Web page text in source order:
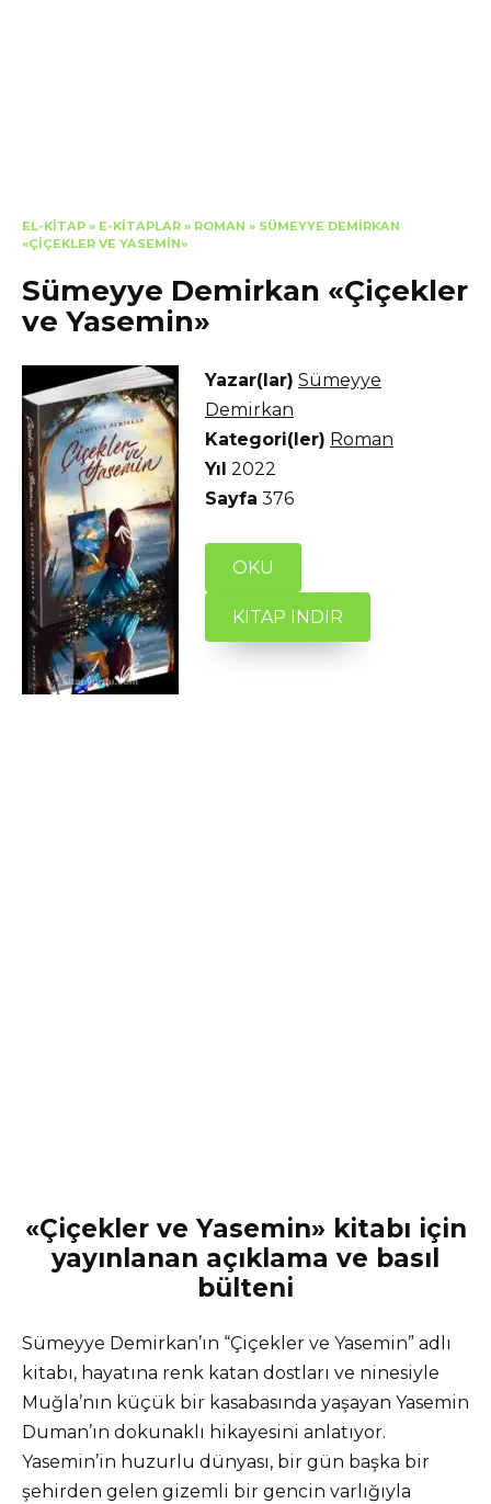
EL-KITAP » E-KITAPLAR » ROMAN » SÜMEYYE DEMIRKAN
«ÇIÇEKLER VE YASEMIN»
Sümeyye Demirkan «Çiçekler
ve Yasemin»
Yazar(lar) Sümeyye
Demirkan
Kategori(ler) Roman
Yıl 2022
Sayfa 376
OKU
KITAP INDIR
«Çiçekler ve Yasemin» kitabı için
yayınlanan açıklama ve basıl
bülteni
Sümeyye Demirkan’ın “Çiçekler ve Yasemin” adlı
kitabı, hayatına renk katan dostları ve ninesiyle
Muğla’nın küçük bir kasabasında yaşayan Yasemin
Duman’ın dokunaklı hikayesini anlatıyor.
Yasemin’in huzurlu dünyası, bir gün başka bir
şehirden gelen gizemli bir gencin varlığıyla